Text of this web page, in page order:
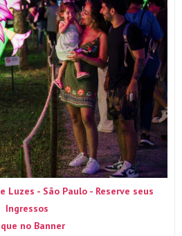
- São Paulo - Reserve seus
Ingressos
no Banner